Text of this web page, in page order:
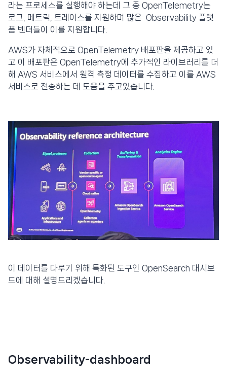
라는 프로세스를 실행해야 하는데 그 중 OpenTelemetry는
로그, 메트릭, 트레이스를 지원하며 많은 Observability 플랫
폼 벤더들이 이를 지원합니다.
AWS가 자체적으로 OpenTelemetry 배포판을 제공하고 있
고 이 배포판은 OpenTelemetry에 추가적인 라이브러리를 더
해 AWS 서비스에서 원격 측정 데이터를 수집하고 이를 AWS
서비스로 전송하는 데 도움을 주고있습니다.
이 데이터를 다루기 위해 특화된 도구인 OpenSearch 대시보
드에 대해 설명드리겠습니다.
Observability-dashboard